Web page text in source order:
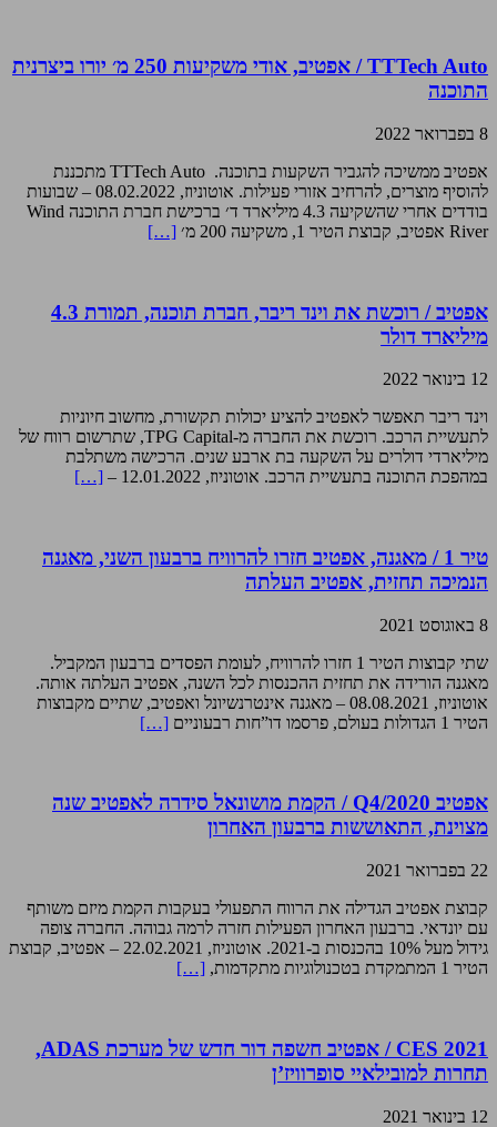
TTTech Auto / אפטיב, אודי משקיעות 250 מ׳ יורו ביצרנית
התוכנה
8 בפברואר 2022
אפטיב ממשיכה להגביר השקעות בתוכנה. TTTech Auto מתכננת
להוסיף מוצרים, להרחיב אזורי פעילות. אוטוניוז, 08.02.2022 – שבועות
בודדים אחרי שהשקיעה 4.3 מיליארד ד׳ ברכישת חברת התוכנה Wind
River אפטיב, קבוצת הטיר 1, משקיעה 200 מ׳
[…]
אפטיב / רוכשת את וינד ריבר, חברת תוכנה, תמורת 4.3
מיליארד דולר
12 בינואר 2022
וינד ריבר תאפשר לאפטיב להציע יכולות תקשורת, מחשוב חיוניות
לתעשיית הרכב. רוכשת את החברה מ-TPG Capital, שתרשום רווח של
מיליארדי דולרים על השקעה בת ארבע שנים. הרכישה משתלבת
במהפכת התוכנה בתעשיית הרכב. אוטוניוז, 12.01.2022 –
[…]
טיר 1 / מאגנה, אפטיב חזרו להרוויח ברבעון השני, מאגנה
הנמיכה תחזית, אפטיב העלתה
8 באוגוסט 2021
שתי קבוצות הטיר 1 חזרו להרוויח, לעומת הפסדים ברבעון המקביל.
מאגנה הורידה את תחזית ההכנסות לכל השנה, אפטיב העלתה אותה.
אוטוניוז, 08.08.2021 – מאגנה אינטרנשיונל ואפטיב, שתיים מקבוצות
הטיר 1 הגדולות בעולם, פרסמו דו”חות רבעוניים
[…]
אפטיב Q4/2020 / הקמת מושונאל סידרה לאפטיב שנה
מצוינת, התאוששות ברבעון האחרון
22 בפברואר 2021
קבוצת אפטיב הגדילה את הרווח התפעולי בעקבות הקמת מיזם משותף
עם יונדאי. ברבעון האחרון הפעילות חזרה לרמה גבוהה. החברה צופה
גידול מעל 10% בהכנסות ב-2021. אוטוניוז, 22.02.2021 – אפטיב, קבוצת
הטיר 1 המתמקדת בטכנולוגיות מתקדמות,
[…]
CES 2021 / אפטיב חשפה דור חדש של מערכת ADAS,
תחרות למובילאיי סופרוויז’ן
12 בינואר 2021